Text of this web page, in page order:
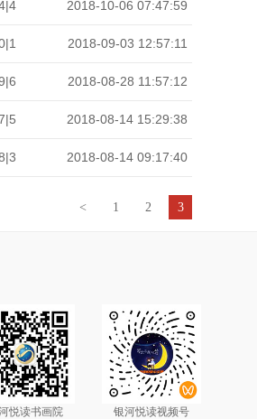
2018-10-06 07:47:59
2018-09-03 12:57:11
2018-08-28 11:57:12
2018-08-14 15:29:38
2018-08-14 09:17:40
< 1 2 3
悦读书画院 银河悦读视频号